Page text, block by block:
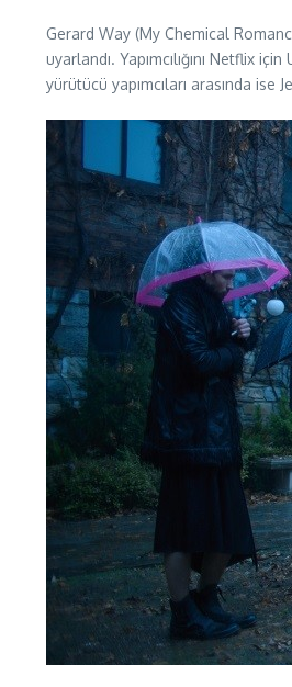
Gerard Way (My Chemical
uyarlandı. Yapımcılığını Netflix
yürütücü yapımcıları arasında